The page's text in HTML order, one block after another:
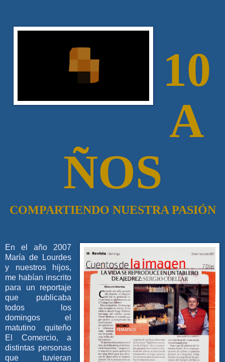
10
A
ÑOS
COMPARTIENDO NUESTRA PASIÓN
En el año 2007
María de Lourdes
y nuestros hijos,
me habían inscrito
para un reportaje
que publicaba
todos los
domingosel
matutino quiteño
El Comercio, a
distintas personas
que tuvieran